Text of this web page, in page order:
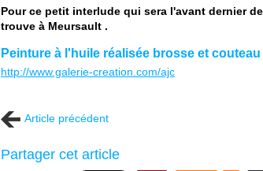
Pour ce petit interlude qui sera l'avant dernier
trouve à Meursault .
Peinture à l'huile réalisée brosse et
http://www.galerie-creation.com/ajc
Article précédent
Partager cet article